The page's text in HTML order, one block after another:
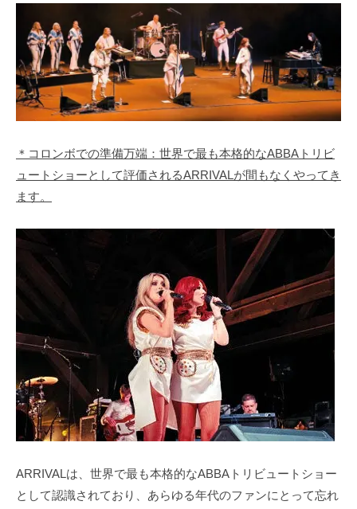
＊コロンボでの準備万端：世界で最も本格的なABBAトリビ
ュートショーとして評価されるARRIVALが間もなくやってき
ます。
ARRIVALは、世界で最も本格的なABBAトリビュートショー
として認識されており、あらゆる年代のファンにとって忘れ